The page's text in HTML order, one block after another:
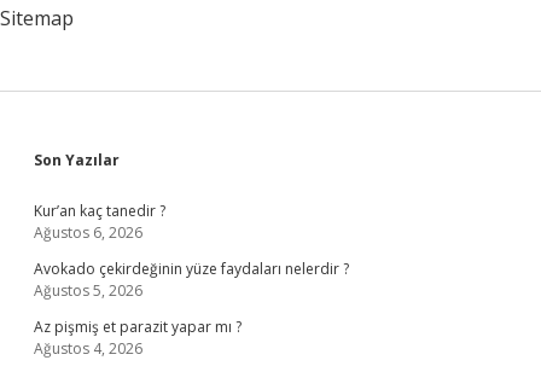
Sitemap
Sidebar
Son Yazılar
Kur’an kaç tanedir ?
Ağustos 6, 2026
Avokado çekirdeğinin yüze faydaları nelerdir ?
Ağustos 5, 2026
Az pişmiş et parazit yapar mı ?
Ağustos 4, 2026